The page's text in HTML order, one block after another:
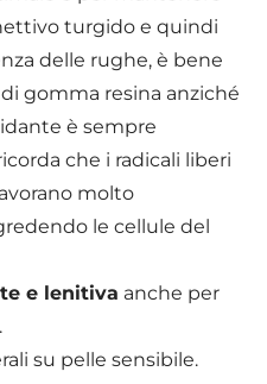
turgido e quindi
delle rughe, è bene
gomma resina anziché
è sempre
che i radicali liberi
molto
le cellule del
e lenitiva anche per
su pelle sensibile.